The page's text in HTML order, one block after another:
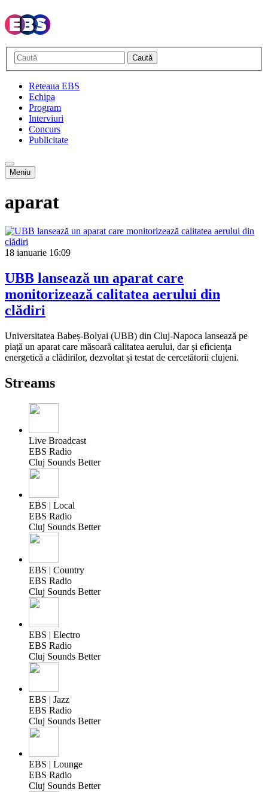
Caută
Reteaua EBS
Echipa
Program
Interviuri
Concurs
Publicitate
Meniu
aparat
18 ianuarie 16:09
UBB lansează un aparat care
monitorizează calitatea aerului din
clădiri
Universitatea Babeș-Bolyai (UBB) din Cluj-Napoca lansează pe
piață un aparat care măsoară calitatea aerului, dar și eficiența
energetică a clădirilor, dezvoltat și testat de cercetătorii clujeni.
Streams
Live Broadcast
EBS Radio
Cluj Sounds Better
EBS | Local
EBS Radio
Cluj Sounds Better
EBS | Country
EBS Radio
Cluj Sounds Better
EBS | Electro
EBS Radio
Cluj Sounds Better
EBS | Jazz
EBS Radio
Cluj Sounds Better
EBS | Lounge
EBS Radio
Cluj Sounds Better